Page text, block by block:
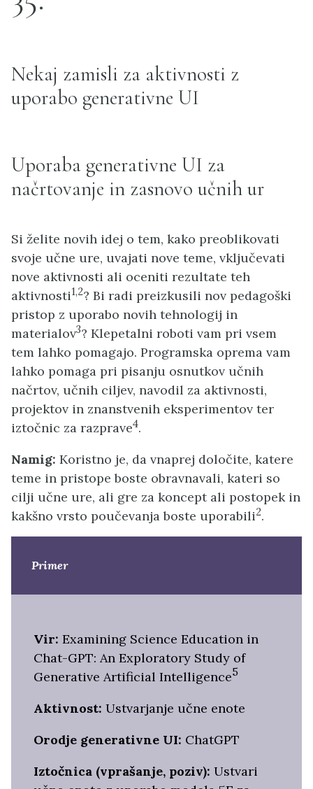
Nekaj zamisli za aktivnosti z
uporabo generativne UI
Uporaba generativne UI za
načrtovanje in zasnovo učnih ur
Si želite novih idej o tem, kako preoblikovati
svoje učne ure, uvajati nove teme, vključevati
nove aktivnosti ali oceniti rezultate teh
aktivnosti1,2? Bi radi preizkusili nov pedagoški
pristop z uporabo novih tehnologij in
materialov3? Klepetalni roboti vam pri vsem
tem lahko pomagajo. Programska oprema vam
lahko pomaga pri pisanju osnutkov učnih
načrtov, učnih ciljev, navodil za aktivnosti,
projektov in znanstvenih eksperimentov ter
iztočnic za razprave4.
Namig: Koristno je, da vnaprej določite, katere
teme in pristope boste obravnavali, kateri so
cilji učne ure, ali gre za koncept ali postopek in
kakšno vrsto poučevanja boste uporabili2.
Primer
Vir: Examining Science Education in
Chat-GPT: An Exploratory Study of
Generative Artificial Intelligence5
Aktivnost: Ustvarjanje učne enote
Orodje generativne UI: ChatGPT
Iztočnica (vprašanje, poziv): Ustvari